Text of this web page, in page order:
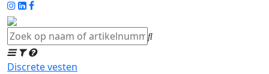
Discrete vesten